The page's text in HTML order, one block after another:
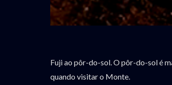
Fuji ao pôr-do-sol. O pôr-do-sol é
quando visitar o Monte.